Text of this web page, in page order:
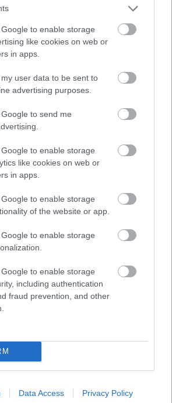
to enable storage
like cookies on web or
in apps.
user data to be sent to
advertising purposes.
to send me
to enable storage
like cookies on web or
in apps.
to enable storage
of the website or app.
to enable storage
to enable storage
including authentication
fraud prevention, and other
Data Access Privacy Policy
Jön még kép!
estélyiben
Jön még kép!